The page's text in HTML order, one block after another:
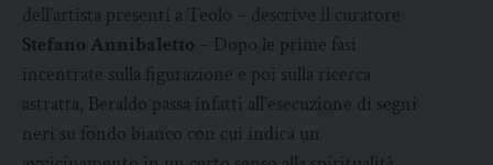
dell’artista presenti a Teolo – descrive il curatore
Stefano Annibaletto – Dopo le prime fasi
incentrate sulla figurazione e poi sulla ricerca
astratta, Beraldo passa infatti all’esecuzione di segni
neri su fondo bianco con cui indica un